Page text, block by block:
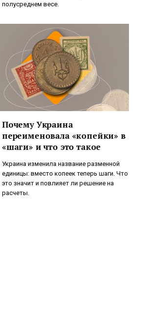
полусреднем весе.
Почему Украина
переименовала «копейки» в
«шаги» и что это такое
Украина изменила название разменной
единицы: вместо копеек теперь шаги. Что
это значит и повлияет ли решение на
расчеты.